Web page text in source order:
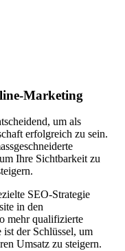
Marketing
um als
erfolgreich zu sein.
Ihre Sichtbarkeit zu
SEO-Strategie
in den
mehr qualifizierte
der Schlüssel, um
Umsatz zu steigern.